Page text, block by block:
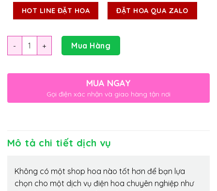
HOT LINE ĐẶT HOA ĐẶT HOA QUA ZALO
Số lượng Mua Hàng
MUA NGAY
Gọi điện xác nhận và giao hàng tận nơi
Mô tả chi tiết dịch vụ
Không có một shop hoa nào tốt hơn để bạn lựa
chọn cho một dịch vụ điện hoa chuyên nghiệp như